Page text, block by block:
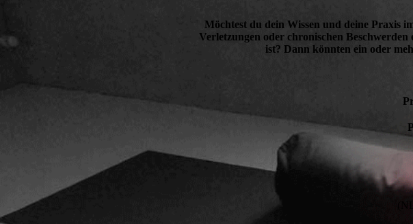
Möchtest du dein Wissen und deine Praxis
Verletzungen oder chronischen
ist? Dann könnten ein oder